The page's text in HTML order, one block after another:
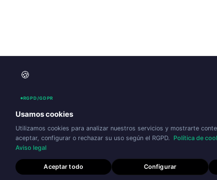
🍪
RGPD/GDPR
Usamos cookies
Utilizamos cookies para analizar nuestros servicios y mostrarte
aceptar, configurar o rechazar su uso según el RGPD. Política de
Aviso legal
Aceptar todo Configurar